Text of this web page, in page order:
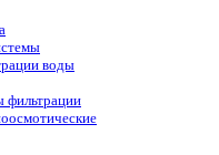
воды
фильтрации